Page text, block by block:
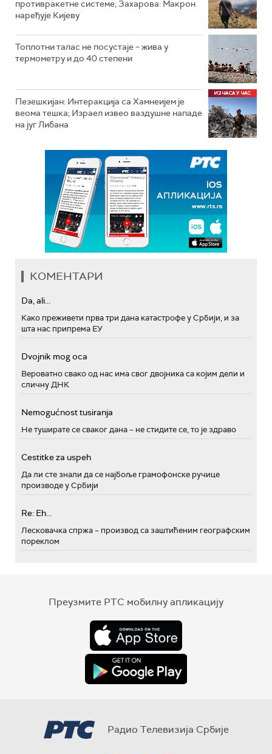
противракетне системе; Захарова: Макрон
наређује Кијеву
Топлотни талас не посустаје – жива у
термометру и до 40 степени
Пезешкијан: Интеракција са Хамнеијем је
веома тешка; Израел извео ваздушне нападе
на југ Либана
КОМЕНТАРИ
Da, ali...
Како преживети прва три дана катастрофе у Србији, и за
шта нас припрема ЕУ
Dvojnik mog oca
Вероватно свако од нас има свог двојника са којим дели и
сличну ДНК
Nemogućnost tusiranja
Не туширате се сваког дана – не стидите се, то је здраво
Cestitke za uspeh
Да ли сте знали да се најбоље грамофонске ручице
производе у Србији
Re: Eh...
Лесковачка спржа – производ са заштићеним географским
пореклом
Преузмите РТС мобилну апликацију
Радио Телевизија Србије